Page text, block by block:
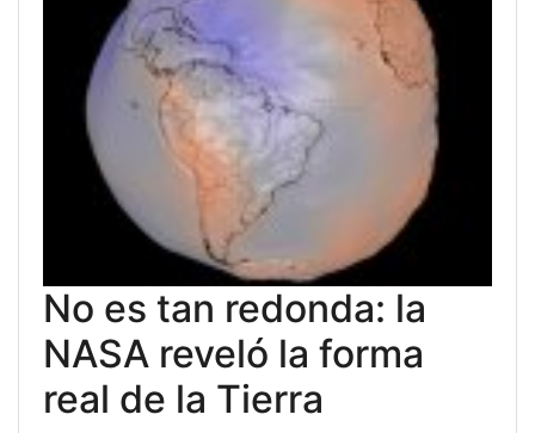
No es tan redonda: la
NASA reveló la forma
real de la Tierra